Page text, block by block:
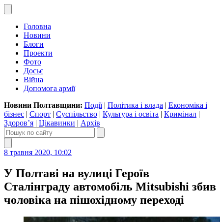
Головна
Новини
Блоги
Проекти
Фото
Досьє
Війна
Допомога армії
Новини Полтавщини: Події| Політика і влада | Економіка і
бізнес | Спорт | Суспільство | Культура і освіта | Кримінал |
Здоров’я | Цікавинки | Архів
8 травня 2020, 10:02
У Полтаві на вулиці Героїв
Сталінграду автомобіль Mitsubishi збив
чоловіка на пішохідному переході